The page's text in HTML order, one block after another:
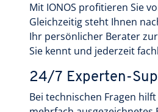
Mit IONOS profitieren Sie
Gleichzeitig steht Ihnen
Ihr persönlicher Berater
Sie kennt und jederzeit
24/7 Experten-
Bei technischen Fragen